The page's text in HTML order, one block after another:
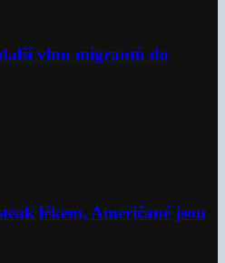
vlnu migrantů do
lékem, Američané jsou